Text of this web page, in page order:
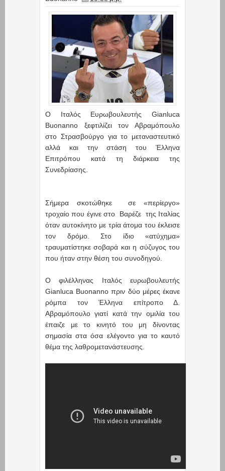
Ο Ιταλός Ευρωβουλευτής Gianluca
Buonanno ξεφτιλίζει τον Αβραμόπουλο
στο Στρασβούργο για το μεταναστευτικό
αλλά και την στάση του Έλληνα
Επιτρόπου κατά τη διάρκεια της
Συνεδρίασης.
Σήμερα σκοτώθηκε σε «περίεργο»
τροχαίο που έγινε στο Βαρέζε της Ιταλίας
όταν αυτοκίνητο με τρία άτομα του έκλεισε
τον δρόμο. Στο ίδιο «ατύχημα»
τραυματίστηκε σοβαρά και η σύζυγος του
που ήταν στην θέση του συνοδηγού.
Ο φιλέλληνας Ιταλός ευρωβουλευτής
Gianluca Buonanno πριν δύο μέρες έκανε
ρόμπα τον Έλληνα επίτροπο Δ.
Αβραμόπουλο γιατί κατά την ομιλία του
έπαιζε με το κινητό του μη δίνοντας
σημασία στα όσα ελέγοντο για το καυτό
θέμα της λαθρομετανάστευσης.